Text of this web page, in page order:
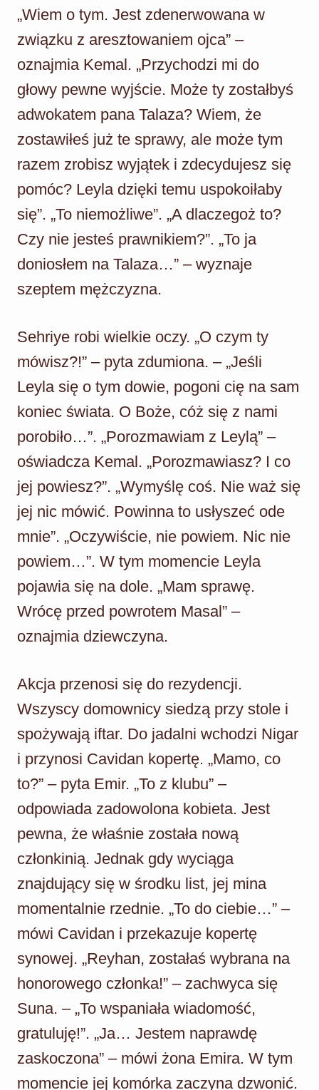
„Wiem o tym. Jest zdenerwowana w
związku z aresztowaniem ojca” –
oznajmia Kemal. „Przychodzi mi do
głowy pewne wyjście. Może ty zostałbyś
adwokatem pana Talaza? Wiem, że
zostawiłeś już te sprawy, ale może tym
razem zrobisz wyjątek i zdecydujesz się
pomóc? Leyla dzięki temu uspokoiłaby
się”. „To niemożliwe”. „A dlaczegoż to?
Czy nie jesteś prawnikiem?”. „To ja
doniosłem na Talaza…” – wyznaje
szeptem mężczyzna.
Sehriye robi wielkie oczy. „O czym ty
mówisz?!” – pyta zdumiona. – „Jeśli
Leyla się o tym dowie, pogoni cię na sam
koniec świata. O Boże, cóż się z nami
porobiło…”. „Porozmawiam z Leylą” –
oświadcza Kemal. „Porozmawiasz? I co
jej powiesz?”. „Wymyślę coś. Nie waż się
jej nic mówić. Powinna to usłyszeć ode
mnie”. „Oczywiście, nie powiem. Nic nie
powiem…”. W tym momencie Leyla
pojawia się na dole. „Mam sprawę.
Wrócę przed powrotem Masal” –
oznajmia dziewczyna.
Akcja przenosi się do rezydencji.
Wszyscy domownicy siedzą przy stole i
spożywają iftar. Do jadalni wchodzi Nigar
i przynosi Cavidan kopertę. „Mamo, co
to?” – pyta Emir. „To z klubu” –
odpowiada zadowolona kobieta. Jest
pewna, że właśnie została nową
członkinią. Jednak gdy wyciąga
znajdujący się w środku list, jej mina
momentalnie rzednie. „To do ciebie…” –
mówi Cavidan i przekazuje kopertę
synowej. „Reyhan, zostałaś wybrana na
honorowego członka!” – zachwyca się
Suna. – „To wspaniała wiadomość,
gratuluję!”. „Ja… Jestem naprawdę
zaskoczona” – mówi żona Emira. W tym
momencie jej komórka zaczyna dzwonić.